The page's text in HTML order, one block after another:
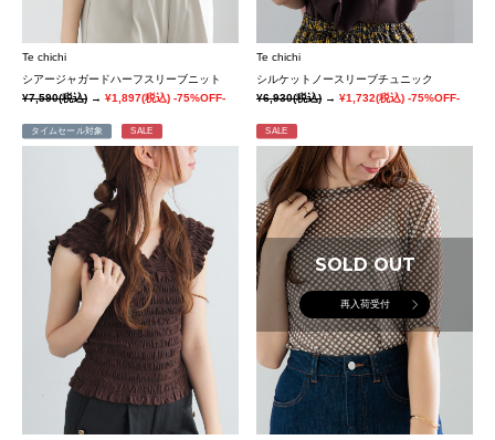
Te chichi
シアージャガードハーフスリーブニット
¥7,590(税込) → ¥1,897(税込) -75%OFF-
Te chichi
シルケットノースリーブチュニック
¥6,930(税込)→¥1,732(税込) -75%OFF-
タイムセール対象 SALE SALE
SOLD OUT
再入荷受付